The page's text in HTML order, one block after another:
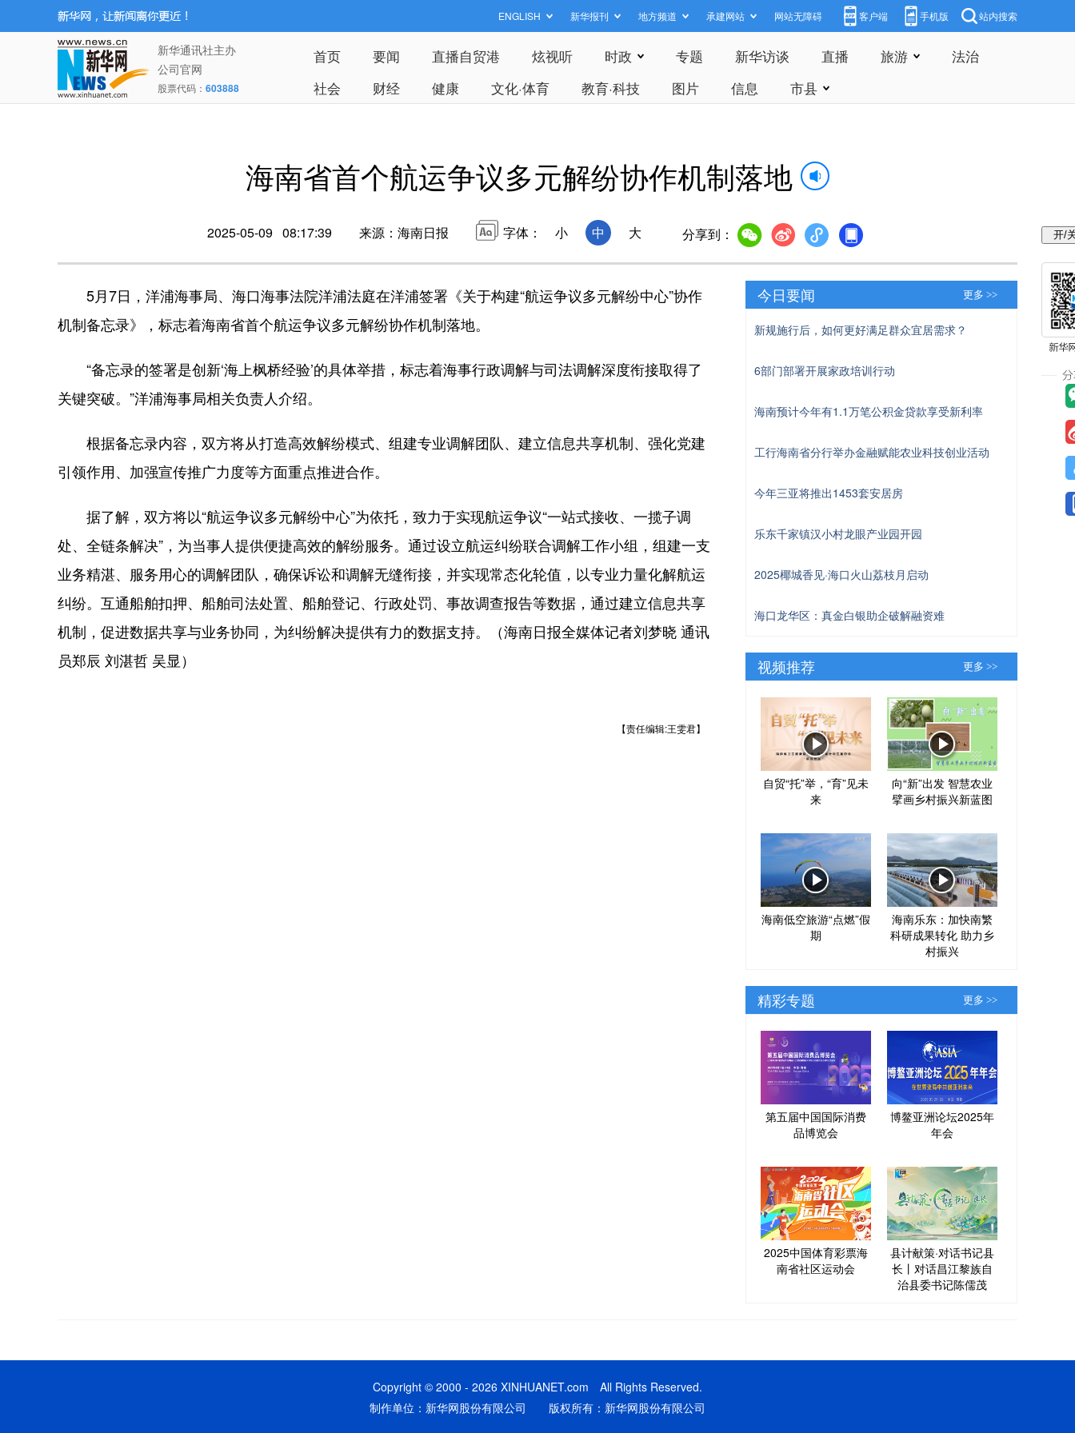
ENGLISH 新华报刊 地方频道 承建网站 网站无障碍 客户端 手机版 站内搜索
新华通讯社主办
公司官网
股票代码： 603888
首页 要闻 直播自贸港 炫视听 时政 专题 新华访谈 直播 旅游
法治
社会
财经 健康 文化·体育 教育·科技 图片 信息 市县
海南省首个航运争议多元解纷协作机制落地
2025-05-09 08:17:39 来源：海南日报 字体： 小 中 大 分享到：
5月7日，洋浦海事局、海口海事法院洋浦法庭在洋浦签署《关于构建“航运争议多元解纷中心”协作
机制备忘录》，标志着海南省首个航运争议多元解纷协作机制落地。
“备忘录的签署是创新‘海上枫桥经验’的具体举措，标志着海事行政调解与司法调解深度衔接取得了
关键突破。”洋浦海事局相关负责人介绍。
根据备忘录内容，双方将从打造高效解纷模式、组建专业调解团队、建立信息共享机制、强化党建
引领作用、加强宣传推广力度等方面重点推进合作。
据了解，双方将以“航运争议多元解纷中心”为依托，致力于实现航运争议“一站式接收、一揽子调
处、全链条解决”，为当事人提供便捷高效的解纷服务。通过设立航运纠纷联合调解工作小组，组建一支
业务精湛、服务用心的调解团队，确保诉讼和调解无缝衔接，并实现常态化轮值，以专业力量化解航运
纠纷。互通船舶扣押、船舶司法处置、船舶登记、行政处罚、事故调查报告等数据，通过建立信息共享
机制，促进数据共享与业务协同，为纠纷解决提供有力的数据支持。（海南日报全媒体记者刘梦晓 通讯
员郑辰 刘湛哲 吴显）
【责任编辑:王雯君】
今日要闻 更多 >>
新规施行后，如何更好满足群众宜居需求？
6部门部署开展家政培训行动
海南预计今年有1.1万笔公积金贷款享受新利率
工行海南省分行举办金融赋能农业科技创业活动
今年三亚将推出1453套安居房
乐东千家镇汉小村龙眼产业园开园
2025椰城香见·海口火山荔枝月启动
海口龙华区：真金白银助企破解融资难
视频推荐 更多 >>
自贸“托”举，“育”见未
来
向“新”出发 智慧农业
擘画乡村振兴新蓝图
海南低空旅游“点燃”假
期
海南乐东：加快南繁
科研成果转化 助力乡
村振兴
精彩专题 更多 >>
第五届中国国际消费
品博览会
博鳌亚洲论坛2025年
年会
2025中国体育彩票海
南省社区运动会
县计献策·对话书记县
长丨对话昌江黎族自
治县委书记陈儒茂
Copyright © 2000 - 2026 XINHUANET.com All Rights Reserved.
制作单位：新华网股份有限公司 版权所有：新华网股份有限公司